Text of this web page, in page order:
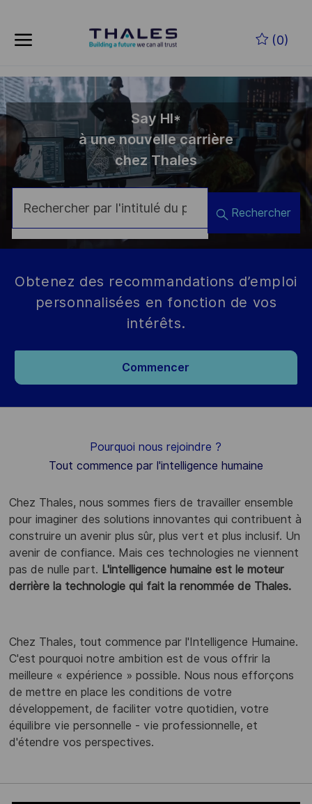
(0)
-
Say HI*
à une nouvelle carrière
chez Thales
Rechercher
Obtenez des recommandations d’emploi
personnalisées en fonction de vos
intérêts.
Commencer
Pourquoi nous rejoindre ?
Tout commence par l'intelligence humaine
Chez Thales, nous sommes fiers de travailler ensemble
pour imaginer des solutions innovantes qui contribuent à
construire un avenir plus sûr, plus vert et plus inclusif. Un
avenir de confiance. Mais ces technologies ne viennent
pas de nulle part. L'intelligence humaine est le moteur
derrière la technologie qui fait la renommée de Thales.
Chez Thales, tout commence par l'Intelligence Humaine.
C'est pourquoi notre ambition est de vous offrir la
meilleure « expérience » possible. Nous nous efforçons
de mettre en place les conditions de votre
développement, de faciliter votre quotidien, votre
équilibre vie personnelle - vie professionnelle, et
d'étendre vos perspectives.